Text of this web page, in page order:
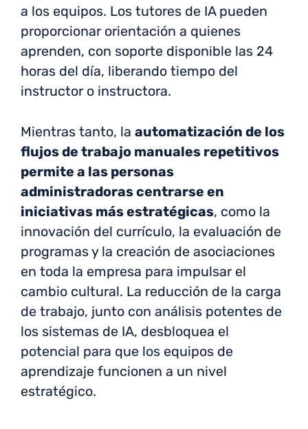
a los equipos. Los tutores de IA pueden
proporcionar orientación a quienes
aprenden, con soporte disponible las 24
horas del día, liberando tiempo del
instructor o instructora.
Mientras tanto, la automatización de los
flujos de trabajo manuales repetitivos
permite a las personas
administradoras centrarse en
iniciativas más estratégicas, como la
innovación del currículo, la evaluación de
programas y la creación de asociaciones
en toda la empresa para impulsar el
cambio cultural. La reducción de la carga
de trabajo, junto con análisis potentes de
los sistemas de IA, desbloquea el
potencial para que los equipos de
aprendizaje funcionen a un nivel
estratégico.